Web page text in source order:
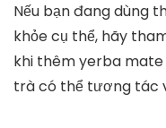
Nếu bạn đang dùng
khỏe cụ thể, hãy
khi thêm yerba mate
trà có thể tương tác